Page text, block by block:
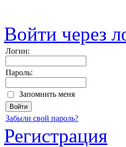
Войти через
Логин:
Пароль:
Запомнить меня
Забыли свой пароль?
Регистрация